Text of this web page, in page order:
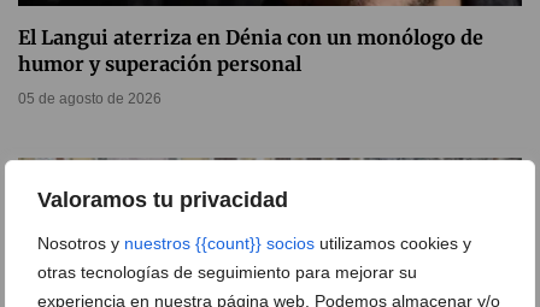
Valoramos tu privacidad
Nosotros y nuestros {{count}} socios utilizamos cookies y
otras tecnologías de seguimiento para mejorar su
experiencia en nuestra página web. Podemos almacenar y/o
El Langui aterriza en Dénia con un monólogo de
humor y superación personal
05 de agosto de 2026